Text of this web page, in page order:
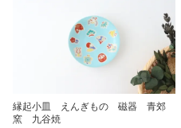
縁起小皿 えんぎもの 磁器 青郊
窯 九谷焼